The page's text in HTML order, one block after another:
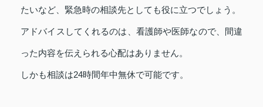
たいなど、緊急時の相談先としても役に立つでしょう。
アドバイスしてくれるのは、看護師や医師なので、間違
った内容を伝えられる心配はありません。
しかも相談は24時間年中無休で可能です。